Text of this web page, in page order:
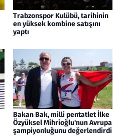
Trabzonspor Kulübü, tarihinin
en yüksek kombine satışını
yaptı
Bakan Bak, milli pentatlet İlke
Özyüksel Mihrioğlu'nun Avrupa
şampiyonluğunu değerlendirdi